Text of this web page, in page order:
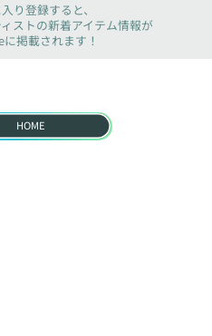
り登録すると、
ストの新着アイテム情報が
に掲載されます！
HOME